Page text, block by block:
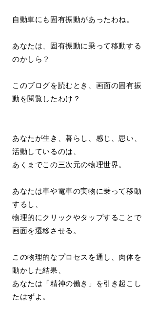
自動車にも固有振動があったわね。
あなたは、固有振動に乗って移動する
のかしら？
このブログを読むとき、画面の固有振
動を閲覧したわけ？
あなたが生き、暮らし、感じ、思い、
活動しているのは、
あくまでこの三次元の物理世界。
あなたは車や電車の実物に乗って移動
するし、
物理的にクリックやタップすることで
画面を遷移させる。
この物理的なプロセスを通し、肉体を
動かした結果、
あなたは「精神の働き」を引き起こし
たはずよ。